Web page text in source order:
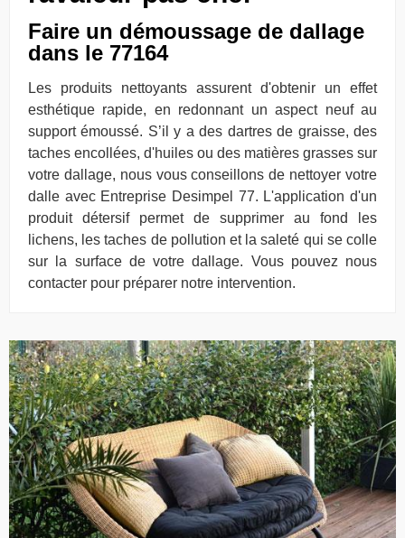
Faire un démoussage de dallage
dans le 77164
Les produits nettoyants assurent d'obtenir un effet
esthétique rapide, en redonnant un aspect neuf au
support émoussé. S’il y a des dartres de graisse, des
taches encollées, d'huiles ou des matières grasses sur
votre dallage, nous vous conseillons de nettoyer votre
dalle avec Entreprise Desimpel 77. L'application d'un
produit détersif permet de supprimer au fond les
lichens, les taches de pollution et la saleté qui se colle
sur la surface de votre dallage. Vous pouvez nous
contacter pour préparer notre intervention.